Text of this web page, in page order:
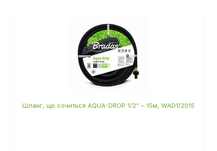
Шланг, що сочиться AQUA-DROP 1/2" – 15м, WAD1/2015